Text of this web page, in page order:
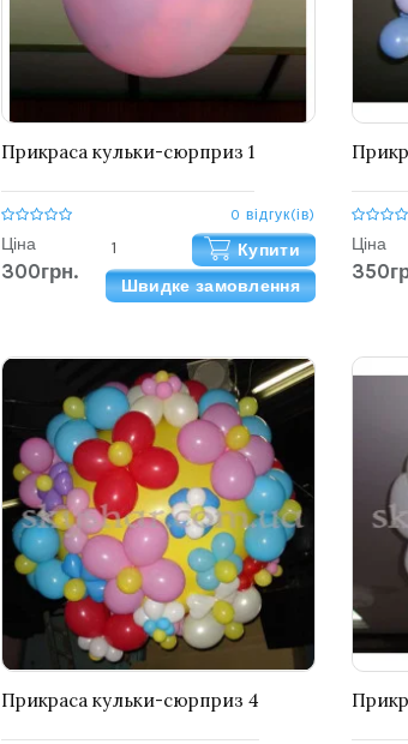
Прикраса кульки-сюрприз 1
0 відгук(ів)
Ціна
300грн.
Купити
Швидке замовлення
Ціна
Прикраса кульки-сюрприз 4